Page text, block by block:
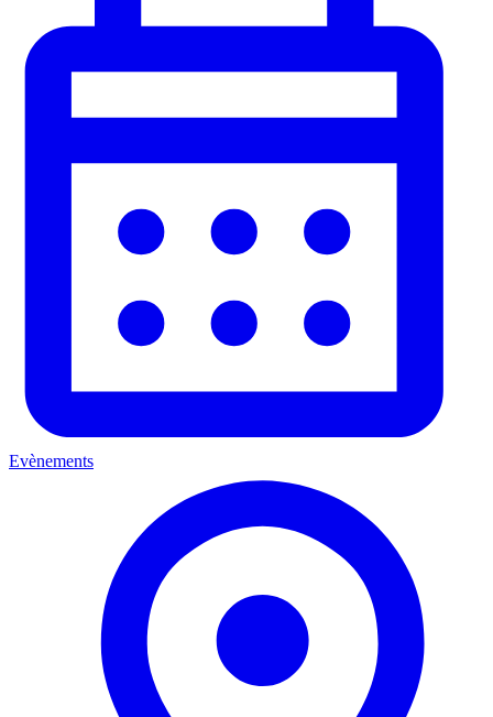
Evènements